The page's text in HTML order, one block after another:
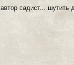
автор садист...